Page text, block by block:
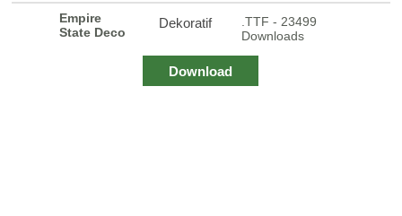
Empire
State Deco
Dekoratif
.TTF - 23499
Downloads
Download